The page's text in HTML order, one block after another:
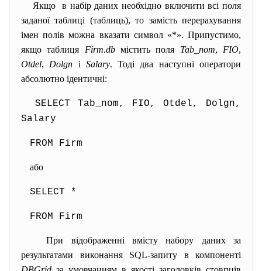
Якщо в набір даних необхідно включити всі поля
заданої таблиці (таблиць), то замість перерахування
імен полів можна вказати символ «*». Припустимо,
якщо таблиця Firm.dbмістить поля Tab_nom, FIO,
Otdel, Dolgn і Salary. Тоді два наступні оператори
абсолютно ідентичні:
SELECT Tab_nom, FIO, Otdel, Dolgn,
Salary
FROM Firm
або
SELECT *
FROM Firm
При відображенні вмісту набору даних за
результатами виконання SQL-запиту в компоненті